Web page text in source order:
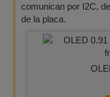
comunican por I2C,
de la placa.